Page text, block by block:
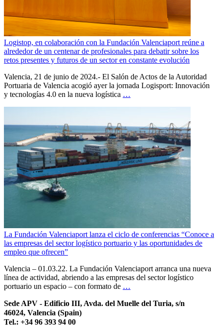
Logistop, en colaboración con la Fundación Valenciaport reúne a
alrededor de un centenar de profesionales para debatir sobre los
retos presentes y futuros de un sector en constante evolución
Valencia, 21 de junio de 2024.- El Salón de Actos de la Autoridad
Portuaria de Valencia acogió ayer la jornada Logisport: Innovación
y tecnologías 4.0 en la nueva logística …
La Fundación Valenciaport lanza el ciclo de conferencias “Conoce a
las empresas del sector logístico portuario y las oportunidades de
empleo que ofrecen”
Valencia – 01.03.22. La Fundación Valenciaport arranca una nueva
línea de actividad, abriendo a las empresas del sector logístico
portuario un espacio – con formato de …
Sede APV - Edificio III, Avda. del Muelle del Turia, s/n
46024, Valencia (Spain)
Tel.: +34 96 393 94 00